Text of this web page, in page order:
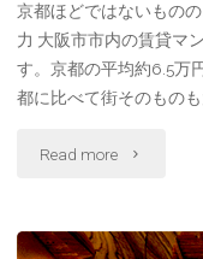
特
徴
地
京都ほどではないもの
力 大阪市市内の賃貸マ
す。京都の平均約6.5万
都に比べて街そのもの
Read more "大
で